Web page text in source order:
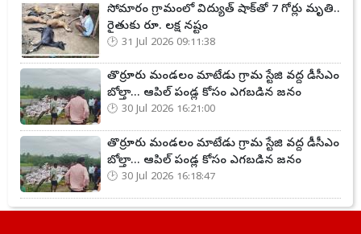
సోమారం గ్రామంలో విద్యుత్ షాక్‌తో 7 గోర్లు మృతి..
రైతుకు రూ. లక్ష నష్టం
31 Jul 2026 09:11:38
తొర్రూరు మండలం మాటేడు గ్రామ స్టేజి వద్ద డీసీఎం
బోల్తా... ఆపిల్ పండ్ల కోసం ఎగబడిన జనం
30 Jul 2026 16:21:00
తొర్రూరు మండలం మాటేడు గ్రామ స్టేజి వద్ద డీసీఎం
బోల్తా... ఆపిల్ పండ్ల కోసం ఎగబడిన జనం
30 Jul 2026 16:18:47